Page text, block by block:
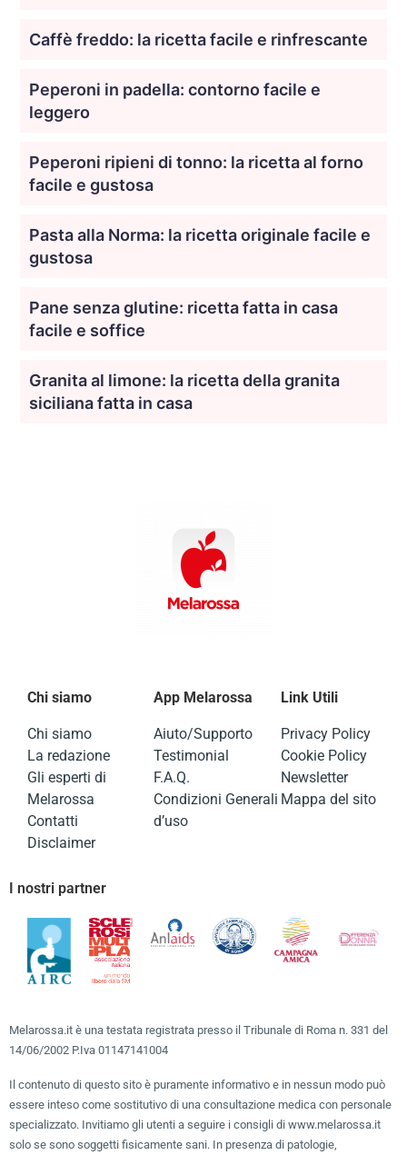
Caffè freddo: la ricetta facile e rinfrescante
Peperoni in padella: contorno facile e
leggero
Peperoni ripieni di tonno: la ricetta al forno
facile e gustosa
Pasta alla Norma: la ricetta originale facile e
gustosa
Pane senza glutine: ricetta fatta in casa
facile e soffice
Granita al limone: la ricetta della granita
siciliana fatta in casa
Chi siamo
Chi siamo
La redazione
Gli esperti di
Melarossa
Contatti
Disclaimer
App Melarossa
Aiuto/Supporto
Testimonial
F.A.Q.
Condizioni Generali
d’uso
Link Utili
Privacy Policy
Cookie Policy
Newsletter
Mappa del sito
I nostri partner
Melarossa.it è una testata registrata presso il Tribunale di Roma n. 331 del
14/06/2002 P.Iva 01147141004
Il contenuto di questo sito è puramente informativo e in nessun modo può
essere inteso come sostitutivo di una consultazione medica con personale
specializzato. Invitiamo gli utenti a seguire i consigli di www.melarossa.it
solo se sono soggetti fisicamente sani. In presenza di patologie,